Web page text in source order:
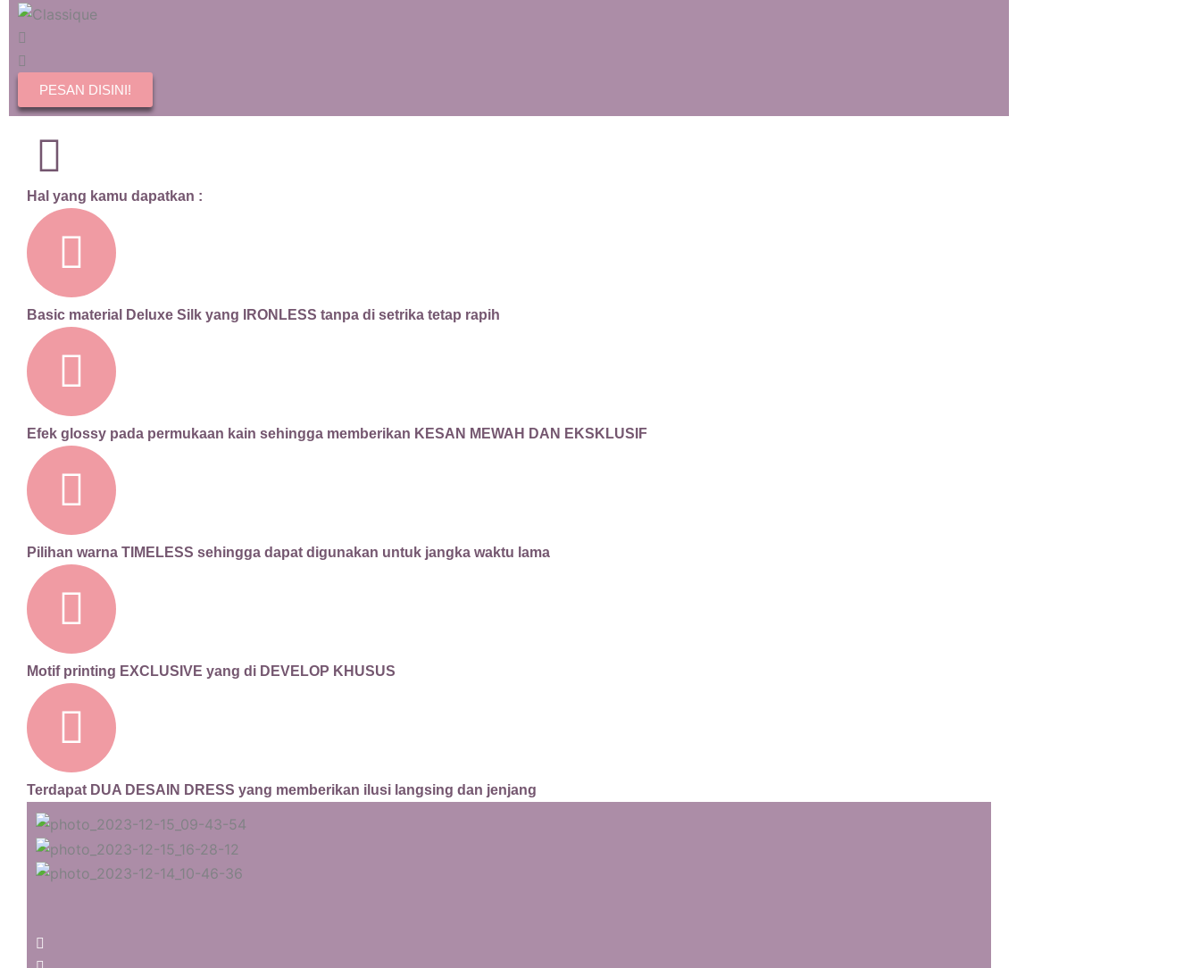
PESAN DISINI!
Hal yang kamu dapatkan :
Basic material Deluxe Silk yang IRONLESS tanpa di setrika tetap rapih
Efek glossy pada permukaan kain sehingga memberikan KESAN MEWAH DAN EKSKLUSIF
Pilihan warna TIMELESS sehingga dapat digunakan untuk jangka waktu lama
Motif printing EXCLUSIVE yang di DEVELOP KHUSUS
Terdapat DUA DESAIN DRESS yang memberikan ilusi langsing dan jenjang